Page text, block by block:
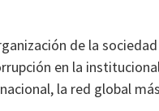
de la
en la
la red global